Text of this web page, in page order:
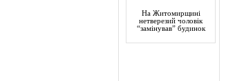
На Житомирщині
нетверезий чоловік
“замінував” будинок